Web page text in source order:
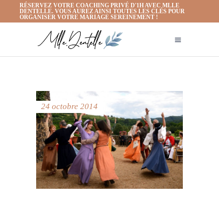
RÉSERVEZ VOTRE COACHING PRIVÉ D'1H AVEC MLLE
DENTELLE. VOUS AUREZ AINSI TOUTES LES CLÉS POUR
ORGANISER VOTRE MARIAGE SEREINEMENT !
24 octobre 2014